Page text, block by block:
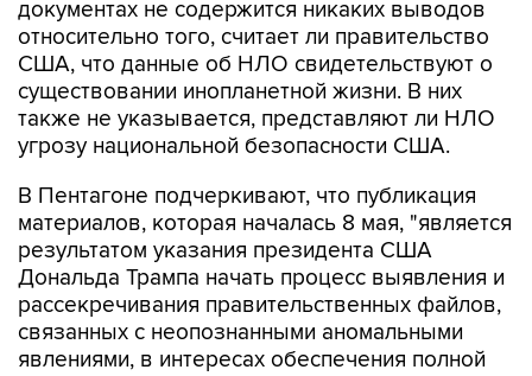
США, что данные об НЛО свидетельствуют о
существовании инопланетной жизни. В них
также не указывается, представляют ли НЛО
угрозу национальной безопасности США.
В Пентагоне подчеркивают, что публикация
результатом указания президента США
Дональда Трампа начать процесс выявления и
рассекречивания правительственных файлов,
связанных с неопознанными аномальными
явлениями, в интересах обеспечения полной
прозрачности".